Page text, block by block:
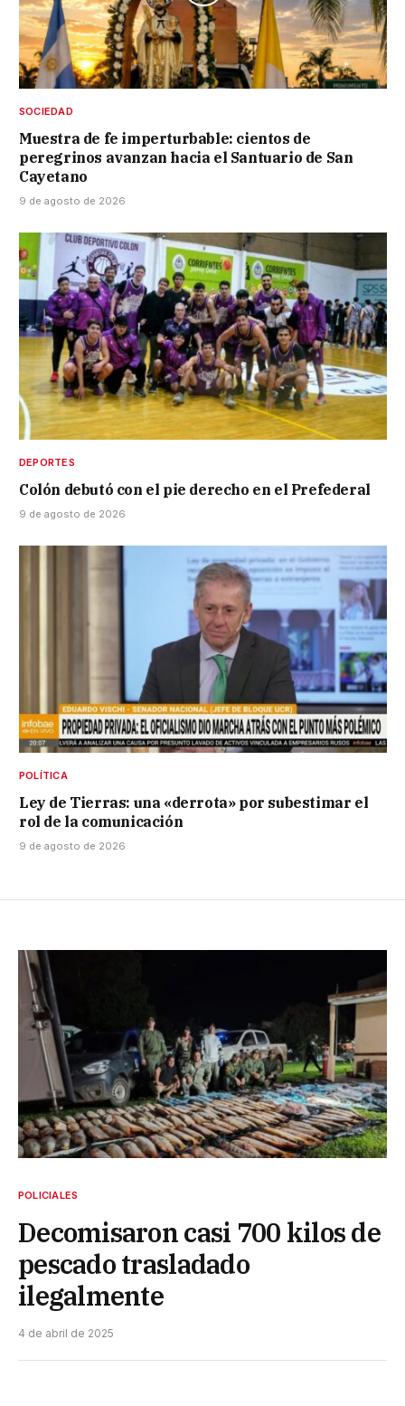
SOCIEDAD
Muestra de fe imperturbable: cientos de
peregrinos avanzan hacia el Santuario de San
Cayetano
9 de agosto de 2026
DEPORTES
Colón debutó con el pie derecho en el Prefederal
9 de agosto de 2026
POLÍTICA
Ley de Tierras: una «derrota» por subestimar el
rol de la comunicación
9 de agosto de 2026
POLICIALES
Decomisaron casi 700 kilos de
pescado trasladado
ilegalmente
4 de abril de 2025